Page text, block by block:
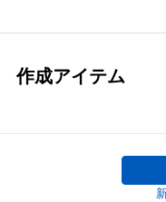
作成アイテム